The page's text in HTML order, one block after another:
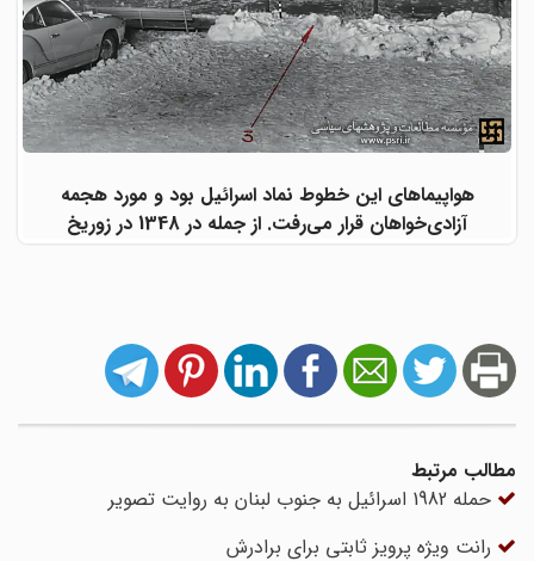
هواپیماهای این خطوط نماد اسرائیل بود و مورد هجمه
آزادی‌خواهان قرار می‌رفت. از جمله در 1348 در زوریخ
مطالب مرتبط
حمله 1982 اسرائیل به جنوب لبنان به روایت تصویر
رانت ویژه پرویز ثابتی برای برادرش